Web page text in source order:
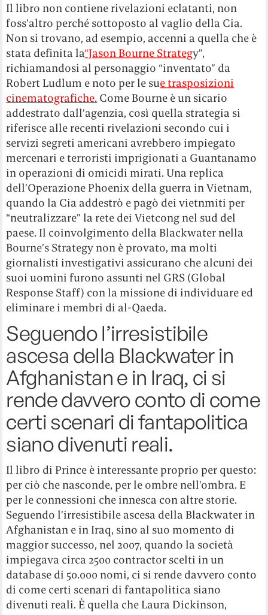
Il libro non contiene rivelazioni eclatanti, non
foss’altro perché sottoposto al vaglio della Cia.
Non si trovano, ad esempio, accenni a quella che è
stata definita la“Jason Bourne Strategy”,
richiamandosi al personaggio “inventato” da
Robert Ludlum e noto per le sue trasposizioni
cinematografiche. Come Bourne è un sicario
addestrato dall’agenzia, così quella strategia si
riferisce alle recenti rivelazioni secondo cui i
servizi segreti americani avrebbero impiegato
mercenari e terroristi imprigionati a Guantanamo
in operazioni di omicidi mirati. Una replica
dell’Operazione Phoenix della guerra in Vietnam,
quando la Cia addestrò e pagò dei vietnmiti per
“neutralizzare” la rete dei Vietcong nel sud del
paese. Il coinvolgimento della Blackwater nella
Bourne’s Strategy non è provato, ma molti
giornalisti investigativi assicurano che alcuni dei
suoi uomini furono assunti nel GRS (Global
Response Staff) con la missione di individuare ed
eliminare i membri di al-Qaeda.
Seguendo l’irresistibile
ascesa della Blackwater in
Afghanistan e in Iraq, ci si
rende davvero conto di come
certi scenari di fantapolitica
siano divenuti reali.
Il libro di Prince è interessante proprio per questo:
per ciò che nasconde, per le ombre nell’ombra. E
per le connessioni che innesca con altre storie.
Seguendo l’irresistibile ascesa della Blackwater in
Afghanistan e in Iraq, sino al suo momento di
maggior successo, nel 2007, quando la società
impiegava circa 2500 contractor scelti in un
database di 50.000 nomi, ci si rende davvero conto
di come certi scenari di fantapolitica siano
divenuti reali. È quella che Laura Dickinson,